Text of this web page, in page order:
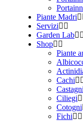
Piante Madri
Servizi
Garden Lab
Shop
Piante
Cachi
Castagni
Ciliegi
Cotogni
Fichi